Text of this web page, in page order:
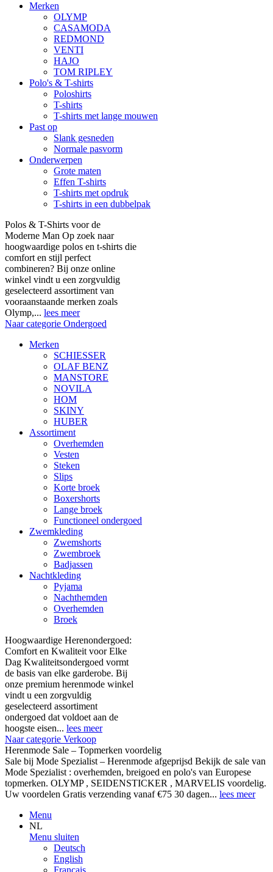
Merken
OLYMP
CASAMODA
REDMOND
VENTI
HAJO
TOM RIPLEY
Polo's & T-shirts
Poloshirts
T-shirts
T-shirts met lange mouwen
Past op
Slank gesneden
Normale pasvorm
Onderwerpen
Grote maten
Effen T-shirts
T-shirts met opdruk
T-shirts in een dubbelpak
Polos & T-Shirts voor de
Moderne Man Op zoek naar
hoogwaardige polos en t-shirts die
comfort en stijl perfect
combineren? Bij onze online
winkel vindt u een zorgvuldig
geselecteerd assortiment van
vooraanstaande merken zoals
Olymp,... lees meer
Naar categorie Ondergoed
Merken
SCHIESSER
OLAF BENZ
MANSTORE
NOVILA
HOM
SKINY
HUBER
Assortiment
Overhemden
Vesten
Steken
Slips
Korte broek
Boxershorts
Lange broek
Functioneel ondergoed
Zwemkleding
Zwemshorts
Zwembroek
Badjassen
Nachtkleding
Pyjama
Nachthemden
Overhemden
Broek
Hoogwaardige Herenondergoed:
Comfort en Kwaliteit voor Elke
Dag Kwaliteitsondergoed vormt
de basis van elke garderobe. Bij
onze premium herenmode winkel
vindt u een zorgvuldig
geselecteerd assortiment
ondergoed dat voldoet aan de
hoogste eisen... lees meer
Naar categorie Verkoop
Herenmode Sale – Topmerken voordelig
Sale bij Mode Spezialist – Herenmode afgeprijsd Bekijk de sale van
Mode Spezialist : overhemden, breigoed en polo's van Europese
topmerken. OLYMP , SEIDENSTICKER , MARVELIS voordelig.
Uw voordelen Gratis verzending vanaf €75 30 dagen... lees meer
Menu
NL
Menu sluiten
Deutsch
English
Français